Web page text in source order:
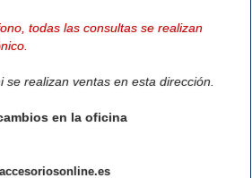
todas las consultas se realizan
se realizan ventas en esta dirección.
en la oficina